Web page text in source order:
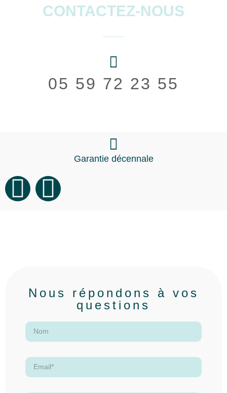
CONTACTEZ-NOUS
05 59 72 23 55
Garantie décennale
Nous répondons à vos
questions